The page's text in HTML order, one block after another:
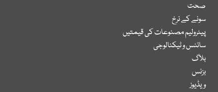
صحت
سونے کے نرخ
پیٹرولیم مصنوعات کی قیمتیں
سائنس و ٹیکنالوجی
بلاگ
بزنس
ویڈیوز